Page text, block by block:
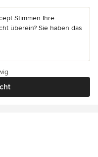
Stimmen Ihre
überein? Sie haben das
5 Sternen